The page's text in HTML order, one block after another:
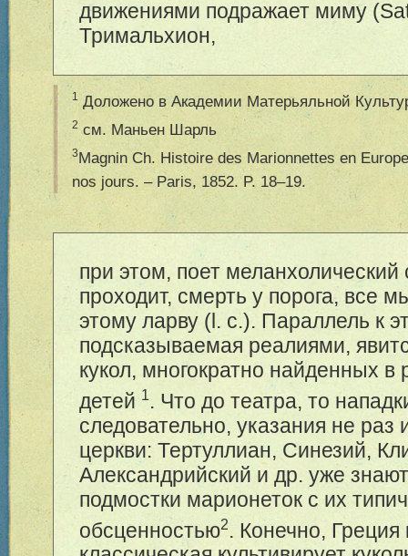
движениями подражает миму
Тримальхион,
1 Доложено в Академии Матерьяльной
2 см. Маньен Шарль
3Magnin Ch. Histoire des Marionnettes en
nos jours. – Paris, 1852. P. 18–19.
при этом, поет
проходит, смерть у порога, все
этому ларву (l. c.). Параллель к
подсказываемая реалиями,
кукол, многократно найденных в
детей 1. Что до театра, то
следовательно, указания не раз
церкви: Тертуллиан, Синезий,
Александрийский и др. уже
подмостки марионеток с их
обсценностью2. Конечно, Греция